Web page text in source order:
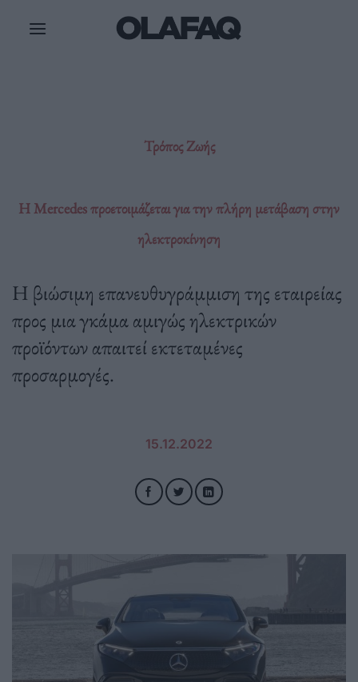
Τρόπος Ζωής
Η Mercedes προετοιμάζεται για την πλήρη μετάβαση στην
ηλεκτροκίνηση
Η βιώσιμη επανευθυγράμμιση της εταιρείας
προς μια γκάμα αμιγώς ηλεκτρικών
προϊόντων απαιτεί εκτεταμένες
προσαρμογές.
15.12.2022